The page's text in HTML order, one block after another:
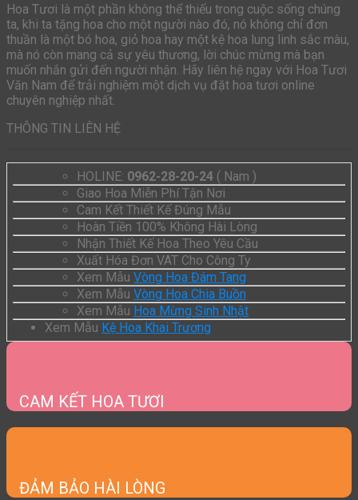
Hoa Tươi là một phần không thể thiếu trong cuộc sống chúng
ta, khi ta tặng hoa cho một người nào đó, nó không chỉ đơn
thuần là một bó hoa, giỏ hoa hay một kệ hoa lung linh sắc màu,
mà nó còn mang cả sự yêu thương, lời chúc mừng mà bạn
muốn nhắn gửi đến người nhận. Hãy liên hệ ngay với Hoa Tươi
Văn Nam để trải nghiệm một dịch vụ đặt hoa tươi online
chuyên nghiệp nhất.
THÔNG TIN LIÊN HỆ
HOLINE: 0962-28-20-24 ( Nam )
Giao Hoa Miễn Phí Tận Nơi
Cam Kết Thiết Kế Đúng Mẫu
Hoàn Tiền 100% Không Hài Lòng
Nhận Thiết Kế Hoa Theo Yêu Cầu
Xuất Hóa Đơn VAT Cho Công Ty
Xem Mẫu Vòng Hoa Đám Tang
Xem Mẫu Vòng Hoa Chia Buồn
Xem Mẫu Hoa Mừng Sinh Nhật
Xem Mẫu Kệ Hoa Khai Trương
CAM KẾT HOA TƯƠI
ĐẢM BẢO HÀI LÒNG